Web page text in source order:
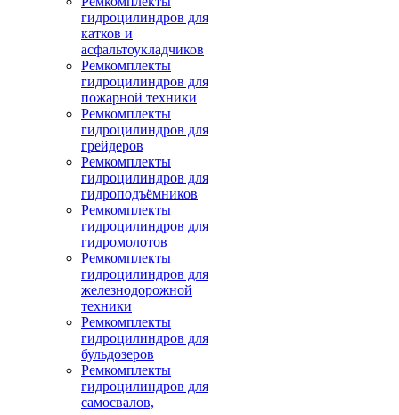
гидроцилиндров для
катков и
асфальтоукладчиков
Ремкомплекты
гидроцилиндров для
пожарной техники
Ремкомплекты
гидроцилиндров для
грейдеров
Ремкомплекты
гидроцилиндров для
гидроподъёмников
Ремкомплекты
гидроцилиндров для
гидромолотов
Ремкомплекты
гидроцилиндров для
железнодорожной
техники
Ремкомплекты
гидроцилиндров для
бульдозеров
Ремкомплекты
гидроцилиндров для
самосвалов,